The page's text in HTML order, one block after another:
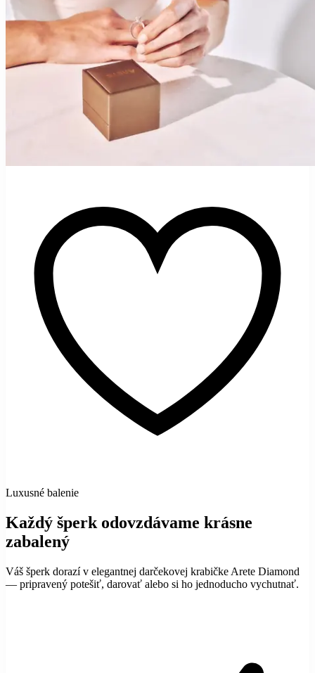
Luxusné balenie
Každý šperk odovzdávame krásne
zabalený
Váš šperk dorazí v elegantnej darčekovej krabičke Arete Diamond
— pripravený potešiť, darovať alebo si ho jednoducho vychutnať.